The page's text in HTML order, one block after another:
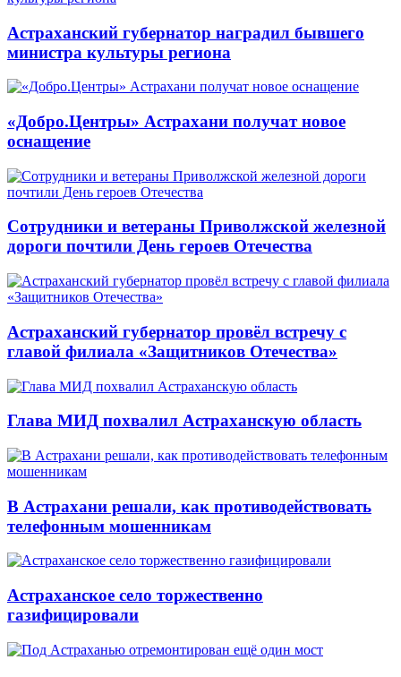
Астраханский губернатор наградил бывшего
министра культуры региона
«Добро.Центры» Астрахани получат новое
оснащение
Сотрудники и ветераны Приволжской железной
дороги почтили День героев Отечества
Астраханский губернатор провёл встречу с
главой филиала «Защитников Отечества»
Глава МИД похвалил Астраханскую область
В Астрахани решали, как противодействовать
телефонным мошенникам
Астраханское село торжественно
газифицировали